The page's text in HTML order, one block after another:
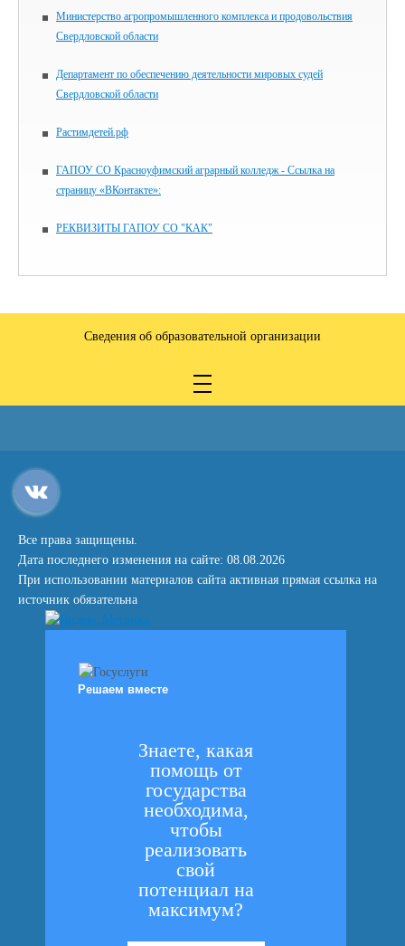
Министерство агропромышленного комплекса и продовольствия
Свердловской области
Департамент по обеспечению деятельности мировых судей
Свердловской области
Растимдетей.рф
ГАПОУ СО Красноуфимский аграрный колледж - Ссылка на
страницу «ВКонтакте»:
РЕКВИЗИТЫ ГАПОУ СО "КАК"
Сведения об образовательной организации
Все права защищены.
Дата последнего изменения на сайте: 08.08.2026
При использовании материалов сайта активная прямая ссылка на
источник обязательна
Решаем вместе
Знаете, какая
помощь от
государства
необходима,
чтобы
реализовать
свой
потенциал на
максимум?